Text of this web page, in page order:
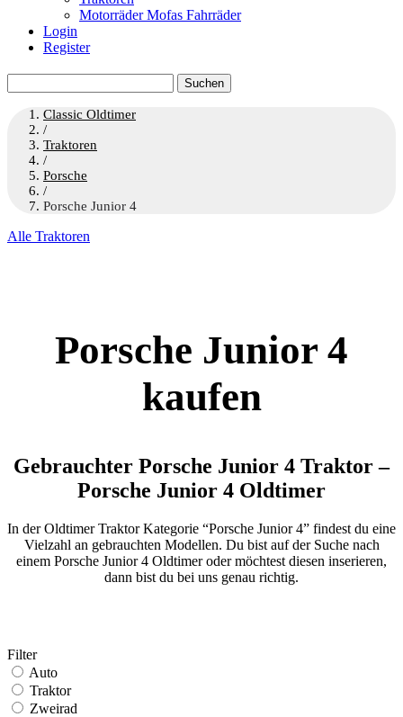
Motorräder Mofas Fahrräder
Login
Register
nach:
Classic Oldtimer
/
Traktoren
/
Porsche
/
Porsche Junior 4
Alle Traktoren
Porsche Junior 4
kaufen
Gebrauchter Porsche Junior 4 Traktor –
Porsche Junior 4 Oldtimer
In der Oldtimer Traktor Kategorie “Porsche Junior 4” findest du eine
Vielzahl an gebrauchten Modellen. Du bist auf der Suche nach
einem Porsche Junior 4 Oldtimer oder möchtest diesen inserieren,
dann bist du bei uns genau richtig.
Filter
Auto
Traktor
Zweirad